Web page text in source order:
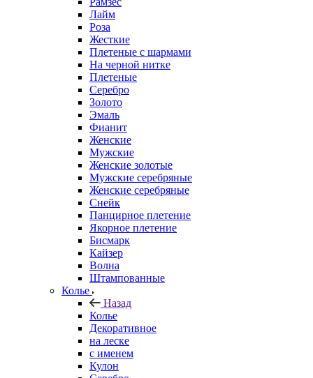
Лайм
Роза
Жесткие
Плетеные с шармами
На черной нитке
Плетеные
Серебро
Золото
Эмаль
Фианит
Женские
Мужские
Женские золотые
Мужские серебряные
Женские серебряные
Снейк
Панцирное плетение
Якорное плетение
Бисмарк
Кайзер
Волна
Штампованные
Колье
Назад
Колье
Декоративное
на леске
с именем
Кулон